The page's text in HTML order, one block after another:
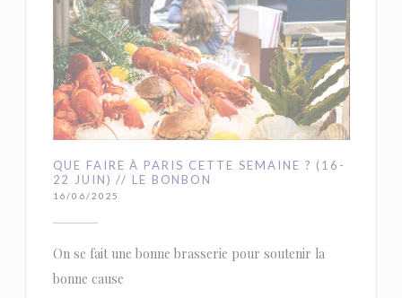
QUE FAIRE À PARIS CETTE SEMAINE ? (16-
22 JUIN) // LE BONBON
16/06/2025
On se fait une bonne brasserie pour soutenir la
bonne cause